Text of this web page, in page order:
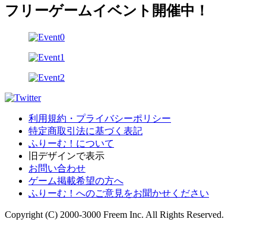
フリーゲームイベント開催中！
利用規約・プライバシーポリシー
特定商取引法に基づく表記
ふりーむ！について
旧デザインで表示
お問い合わせ
ゲーム掲載希望の方へ
ふりーむ！へのご意見をお聞かせください
Copyright (C) 2000-3000 Freem Inc. All Rights Reserved.